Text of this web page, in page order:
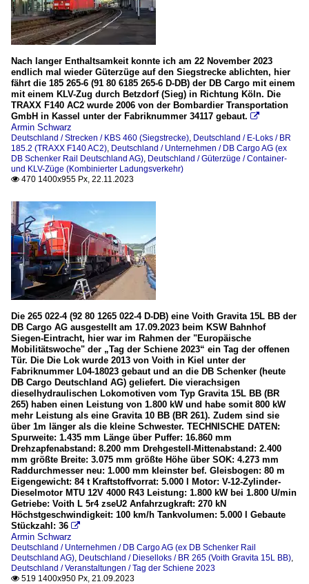
Nach langer Enthaltsamkeit konnte ich am 22 November 2023
endlich mal wieder Güterzüge auf den Siegstrecke ablichten, hier
fährt die 185 265-6 (91 80 6185 265-6 D-DB) der DB Cargo mit einem
mit einem KLV-Zug durch Betzdorf (Sieg) in Richtung Köln. Die
TRAXX F140 AC2 wurde 2006 von der Bombardier Transportation
GmbH in Kassel unter der Fabriknummer 34117 gebaut. 
Armin Schwarz
Deutschland / Strecken / KBS 460 (Siegstrecke), Deutschland / E-Loks / BR
185.2 (TRAXX F140 AC2), Deutschland / Unternehmen / DB Cargo AG (ex
DB Schenker Rail Deutschland AG), Deutschland / Güterzüge / Container-
und KLV-Züge (Kombinierter Ladungsverkehr)
 470 1400x955 Px, 22.11.2023
Die 265 022-4 (92 80 1265 022-4 D-DB) eine Voith Gravita 15L BB der
DB Cargo AG ausgestellt am 17.09.2023 beim KSW Bahnhof
Siegen-Eintracht, hier war im Rahmen der "Europäische
Mobilitätswoche" der „Tag der Schiene 2023“ ein Tag der offenen
Tür. Die Die Lok wurde 2013 von Voith in Kiel unter der
Fabriknummer L04-18023 gebaut und an die DB Schenker (heute
DB Cargo Deutschland AG) geliefert. Die vierachsigen
dieselhydraulischen Lokomotiven vom Typ Gravita 15L BB (BR
265) haben einen Leistung von 1.800 kW und habe somit 800 kW
mehr Leistung als eine Gravita 10 BB (BR 261). Zudem sind sie
über 1m länger als die kleine Schwester. TECHNISCHE DATEN:
Spurweite: 1.435 mm Länge über Puffer: 16.860 mm
Drehzapfenabstand: 8.200 mm Drehgestell-Mittenabstand: 2.400
mm größte Breite: 3.075 mm größte Höhe über SOK: 4.273 mm
Raddurchmesser neu: 1.000 mm kleinster bef. Gleisbogen: 80 m
Eigengewicht: 84 t Kraftstoffvorrat: 5.000 l Motor: V-12-Zylinder-
Dieselmotor MTU 12V 4000 R43 Leistung: 1.800 kW bei 1.800 U/min
Getriebe: Voith L 5r4 zseU2 Anfahrzugkraft: 270 kN
Höchstgeschwindigkeit: 100 km/h Tankvolumen: 5.000 l Gebaute
Stückzahl: 36 
Armin Schwarz
Deutschland / Unternehmen / DB Cargo AG (ex DB Schenker Rail
Deutschland AG), Deutschland / Dieselloks / BR 265 (Voith Gravita 15L BB),
Deutschland / Veranstaltungen / Tag der Schiene 2023
 519 1400x950 Px, 21.09.2023